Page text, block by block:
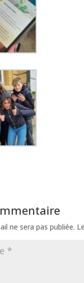
ne sera pas publiée.